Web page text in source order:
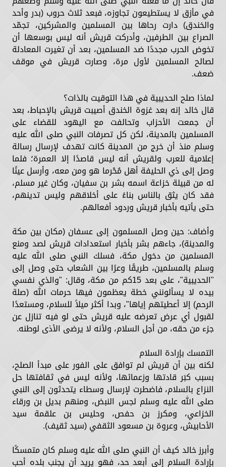
في مأزق لا يستطيعون تجاوزه، فبعد ثلاث حروب (بدر وأحد
والخندق) دارت رحاها بين المسلمين والمشركين، تجمّد
الصراع بين الطرفين، وأدركت قريش أنه ليس بوسعها أن
تخوض الحرب مجددًا ضد المسلمين، بعد أن تغيرت المعادلة
لصالح المسلمين لأول مرة، وصارت قريش في موقف
ضعف.
لماذا صلح الحديبية في هذا التوقيت بالذات؟
قال خالد إنه بعد غزوة الخندق أصيبت قريش بالإحباط، بعد
أن جمعت الأحزاب وتحالفت مع اليهود للقضاء على
المسلمين بالمدينة، لكن كل تصرفات النبي صلى الله عليه
وسلم منذ أن خرج من المدينة كانت تهدف لإرسال رسالة
إعلامية للعرب ولقريش أنه ليس قاصدًا إلا العمرة؛ فلما
وصل إلى ذي الحليفة أهل مُحْرما هو ومن معه، وأرسل عينًا
له من قبيلة خزاعة اسمه بشر بن سفيان، وكان غير مسلم،
فقد كان يثق بالناس بناءً على أخلاقهم وليس تدينهم،
حتى يأتيه بأخبار قريش وردود أفعالهم.
وأضاف: حين وصل المسلمون إلى عسفان (مكان بين مكة
والمدينة)، جاءهم بشر بأخبار استعدادات قريش لصد ومنع
المسلمين من دخول مكة، فسلك النبي صلى الله عليه
وسلم بالمسلمين، طريقًا وعرًا بين الشعاب حتى وصل إلى
"الحديبية"، على بعد 15كم من مكة، وقال: "والذي نفسي
بيده لا يسألونني خطة يعظمون فيها حرمات الله (صلة
الرحم) إلا أعطيتهم إياها"، وبدا أكثر ميلاً للسلام، ومستعدًا
لقبول أي عرض تعرضه عليه قريش حتى لو فيه تنازل عن
جزء من حقه، من أجل السلام، ولأنه لا يرضى الأذى لوطنه.
التمسك بإرادة السلام
لكنه بين أن قريش لم توافق على الفور على مبدأ الصلح،
بسبب كبَر قادتها وزعمائها، ولأنه ليس في ثقافتها حل
النزاع بالسلام، فاضطرت لإرسال وسطاء يتحدثون إلى النبي
صلى الله عليه وسلم لجس النبض، ومنهم بديل بن ورقاء
الخزاعي، ومكرز بن حفص، وحليس بن علقمة سيد
الأحابيش، وعروة بن مسعود الثقفي (سيد ثقيف).
وأبرز خالد كيف أن النبي صلى الله عليه وسلم كان متمسكًا
بإرادة السلام إلى أبعد حد، فهو يريد أن يجنب بلده أحب